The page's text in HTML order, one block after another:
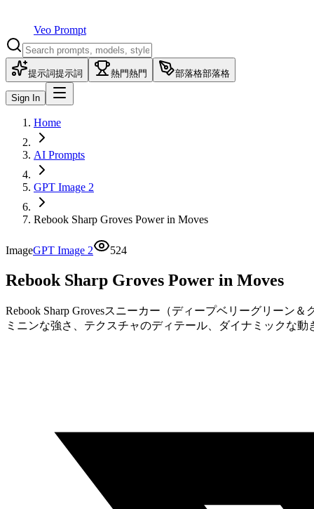
Veo Prompt
提示詞提示詞 熱門熱門 部落格部落格
Sign In
Home
AI Prompts
GPT Image 2
Rebook Sharp Groves Power in Moves
ImageGPT Image 2 524
Rebook Sharp Groves Power in Moves
Rebook Sharp Grovesスニーカー（ディープベリーグリーン
ミニンな強さ、テクスチャのディテール、ダイナミックな